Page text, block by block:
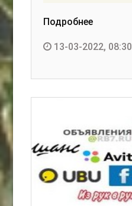
Подробнее
13-03-2022, 08:30